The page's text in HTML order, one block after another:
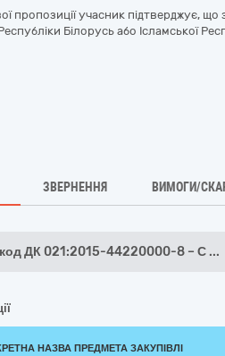
пропозиції учасник підтверджує,
Білорусь або Ісламської
ЗВЕРНЕННЯ ВИМОГИ/
код ДК 021:2015-44220000-8 – С ...
НАЗВА ПРЕДМЕТА ЗАКУПІВЛІ